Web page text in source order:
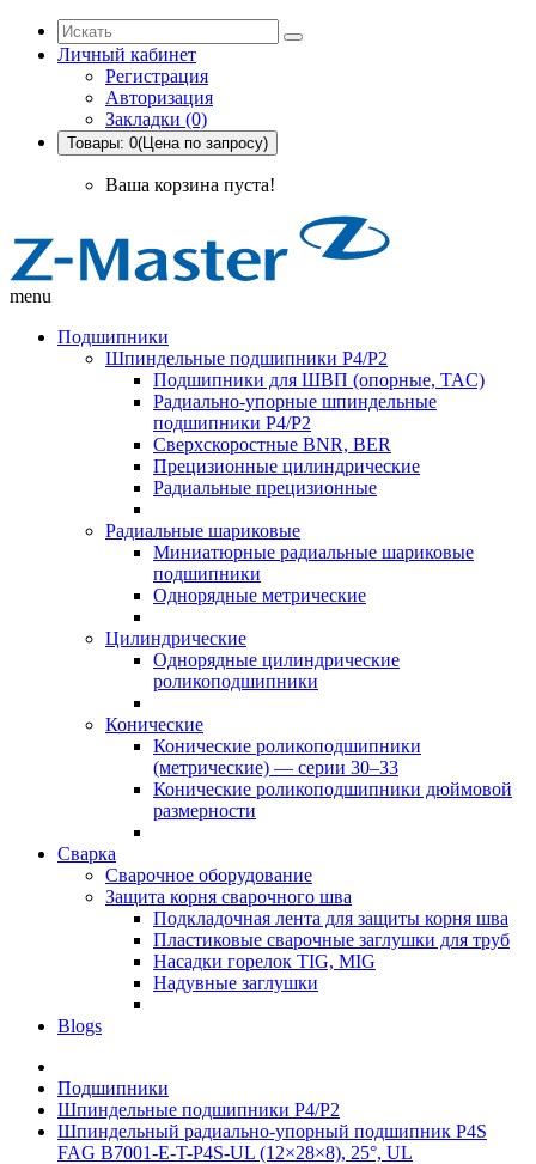
Личный кабинет
Регистрация
Авторизация
Закладки (0)
Товары: 0(Цена по запросу)
Ваша корзина пуста!
menu
Подшипники
Шпиндельные подшипники P4/P2
Подшипники для ШВП (опорные, TAC)
Радиально-упорные шпиндельные
подшипники P4/P2
Сверхскоростные BNR, BER
Прецизионные цилиндрические
Радиальные прецизионные
Радиальные шариковые
Миниатюрные радиальные шариковые
подшипники
Однорядные метрические
Цилиндрические
Однорядные цилиндрические
роликоподшипники
Конические
Конические роликоподшипники
(метрические) — серии 30–33
Конические роликоподшипники дюймовой
размерности
Сварка
Сварочное оборудование
Защита корня сварочного шва
Подкладочная лента для защиты корня шва
Пластиковые сварочные заглушки для труб
Насадки горелок TIG, MIG
Надувные заглушки
Blogs
Подшипники
Шпиндельные подшипники P4/P2
Шпиндельный радиально‑упорный подшипник P4S
FAG B7001-E-T-P4S-UL (12×28×8), 25°, UL